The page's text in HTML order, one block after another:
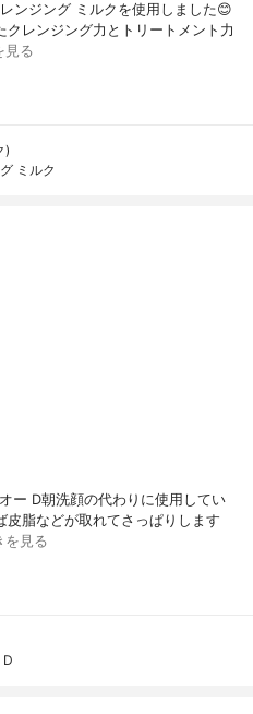
ンジング ミルクを使用しました😊
レンジング力とトリートメント力
見る
)
ミルク
ー D朝洗顔の代わりに使用してい
皮脂などが取れてさっぱりします
を見る
D